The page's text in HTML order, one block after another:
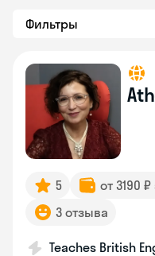
Фильтры
5 от 3190
3 отзыва
Teaches British